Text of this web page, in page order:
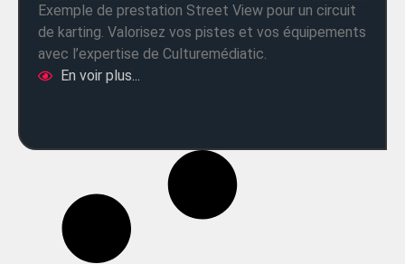
Exemple de prestation Street View pour un circuit
de karting. Valorisez vos pistes et vos équipements
avec l’expertise de Culturemédiatic.
En voir plus...